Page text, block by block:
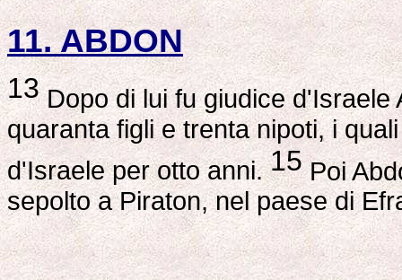
11. ABDON
13Dopo di lui fu giudice d'Israele
quaranta figli e trenta nipoti, i
d'Israele per otto anni.15Poi
sepolto a Piraton, nel paese di